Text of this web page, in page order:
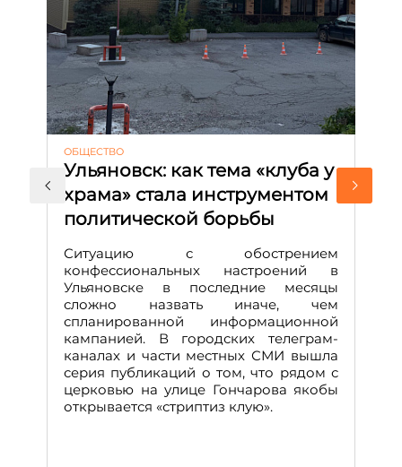
ОБЩЕСТВО
Ульяновск: как тема «клуба у
храма» стала инструментом
политической борьбы
Ситуацию с обострением
конфессиональных настроений в
Ульяновске в последние месяцы
сложно назвать иначе, чем
спланированной информационной
кампанией. В городских телеграм-
каналах и части местных СМИ вышла
серия публикаций о том, что рядом с
церковью на улице Гончарова якобы
открывается «стриптиз клую».